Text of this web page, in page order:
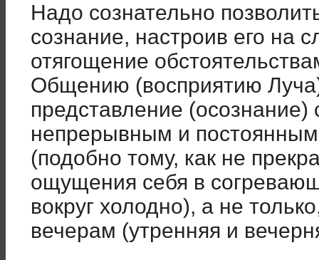
Надо сознательно
сознание, настроив его на
отягощение
Общению (восприятию
представление
непрерывным и
(подобно тому, как не
ощущения себя в
вокруг холодно), а не
вечерам (утренняя и